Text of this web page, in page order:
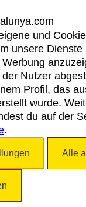
HINWEIS
COOKIES
BARRIEREFREIHEIT
und
unsere Dienste
Nutzer
Profil, das
wurde.
du auf der
.
Alle